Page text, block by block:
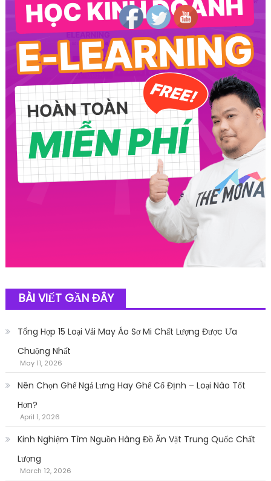
BÀI VIẾT GẦN ĐÂY
Tổng Hợp 15 Loại Vải May Áo Sơ Mi Chất Lượng Được Ưa
Chuộng Nhất
May 11, 2026
Nên Chọn Ghế Ngả Lưng Hay Ghế Cố Định – Loại Nào Tốt
Hơn?
April 1, 2026
Kinh Nghiệm Tìm Nguồn Hàng Đồ Ăn Vặt Trung Quốc Chất
Lượng
March 12, 2026